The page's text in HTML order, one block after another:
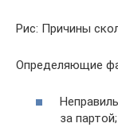
Рис: Причины
Определяющие
за партой;